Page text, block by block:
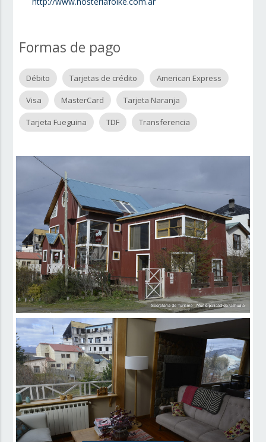
Formas de pago
Débito Tarjetas de crédito American Express
Visa MasterCard Tarjeta Naranja
Tarjeta Fueguina TDF Transferencia